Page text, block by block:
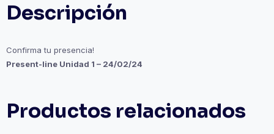
Descripción
Confirma tu presencia!
Present-line Unidad 1 – 24/02/24
Productos relacionados